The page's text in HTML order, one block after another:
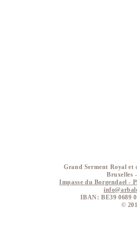
Grand Serment Royal et
Bruxelles
Impasse du Borgendael -
IBAN: BE39 0689
​©